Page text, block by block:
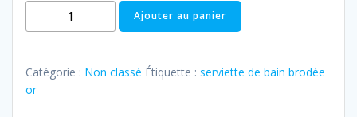
quantité
de
DE
BAIN
Ajouter au panier
Catégorie : Non classé Étiquette : serviette de bain brodée
or